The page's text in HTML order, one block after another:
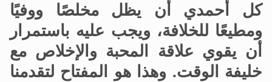
كل أحمدي أن يظل مخلصًا ووفيًا
ومطيعًا للخلافة، ويجب عليه باستمرار
أن يقوي علاقة المحبة والإخلاص مع
خليفة الوقت. وهذا هو المفتاح لتقدمنا